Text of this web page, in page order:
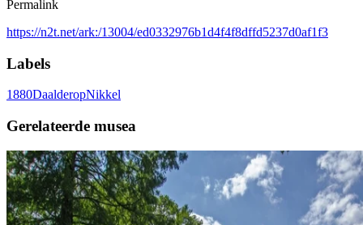
Permalink
https://n2t.net/ark:/13004/ed0332976b1d4f4f8dffd5237d0af1f3
Labels
1880DaalderopNikkel
Gerelateerde musea